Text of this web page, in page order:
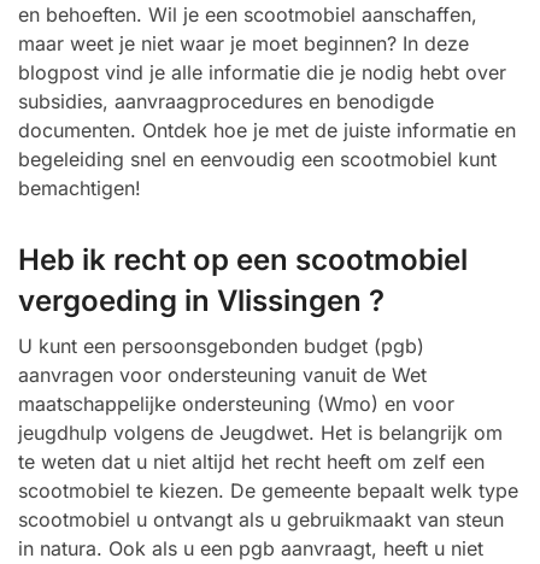
en behoeften. Wil je een scootmobiel aanschaffen,
maar weet je niet waar je moet beginnen? In deze
blogpost vind je alle informatie die je nodig hebt over
subsidies, aanvraagprocedures en benodigde
documenten. Ontdek hoe je met de juiste informatie en
begeleiding snel en eenvoudig een scootmobiel kunt
bemachtigen!
Heb ik recht op een scootmobiel
vergoeding in Vlissingen ?
U kunt een persoonsgebonden budget (pgb)
aanvragen voor ondersteuning vanuit de Wet
maatschappelijke ondersteuning (Wmo) en voor
jeugdhulp volgens de Jeugdwet. Het is belangrijk om
te weten dat u niet altijd het recht heeft om zelf een
scootmobiel te kiezen. De gemeente bepaalt welk type
scootmobiel u ontvangt als u gebruikmaakt van steun
in natura. Ook als u een pgb aanvraagt, heeft u niet